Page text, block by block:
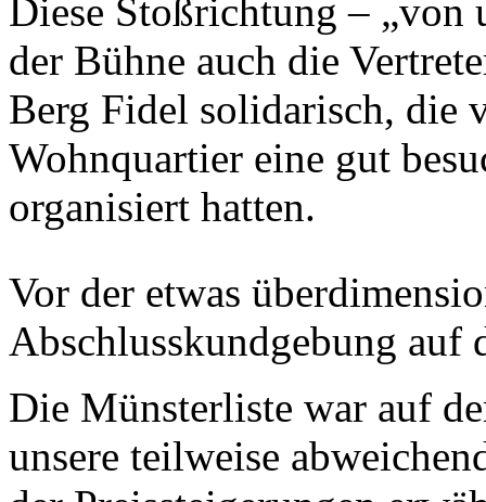
Diese Stoßrichtung – „von
der Bühne auch die
Berg Fidel solidarisch, die
Wohnquartier eine gut
organisiert hatten.
Vor der etwas
Abschlusskundgebung auf
Die Münsterliste war auf
unsere teilweise